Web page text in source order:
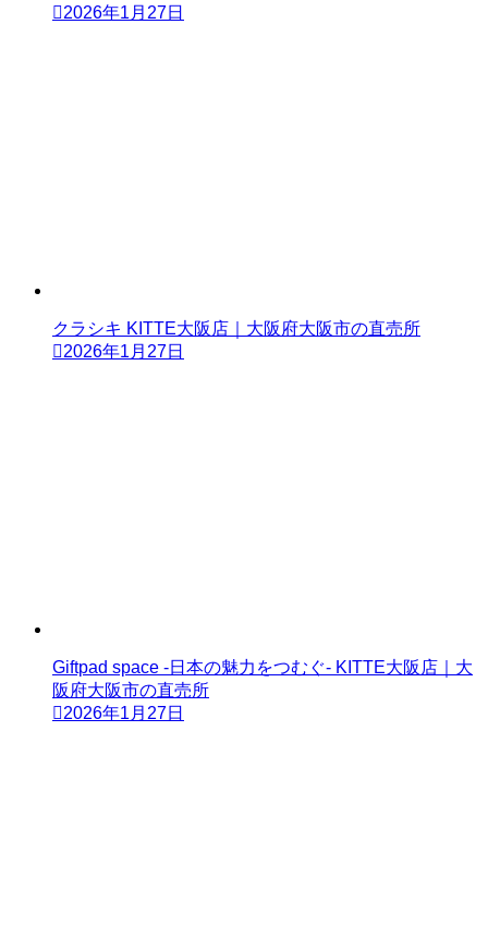
2026年1月27日
クラシキ KITTE大阪店｜大阪府大阪市の直売所
2026年1月27日
Giftpad space -日本の魅力をつむぐ- KITTE大阪店｜大
阪府大阪市の直売所
2026年1月27日